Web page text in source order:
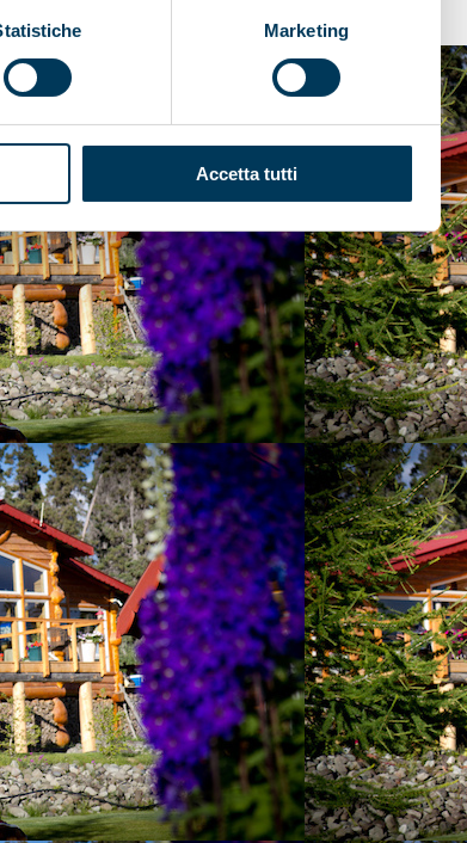
Marketing
Accetta tutti